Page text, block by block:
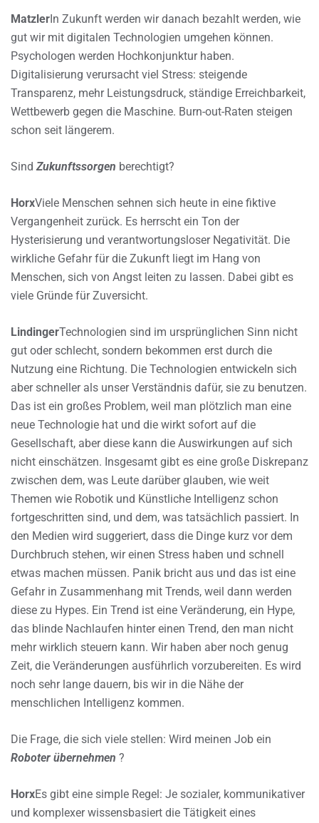
MatzlerIn Zukunft werden wir danach bezahlt werden, wie
gut wir mit digitalen Technologien umgehen können.
Psychologen werden Hochkonjunktur haben.
Digitalisierung verursacht viel Stress: steigende
Transparenz, mehr Leistungsdruck, ständige Erreichbarkeit,
Wettbewerb gegen die Maschine. Burn-out-Raten steigen
schon seit längerem.
Sind Zukunftssorgen berechtigt?
HorxViele Menschen sehnen sich heute in eine fiktive
Vergangenheit zurück. Es herrscht ein Ton der
Hysterisierung und verantwortungsloser Negativität. Die
wirkliche Gefahr für die Zukunft liegt im Hang von
Menschen, sich von Angst leiten zu lassen. Dabei gibt es
viele Gründe für Zuversicht.
LindingerTechnologien sind im ursprünglichen Sinn nicht
gut oder schlecht, sondern bekommen erst durch die
Nutzung eine Richtung. Die Technologien entwickeln sich
aber schneller als unser Verständnis dafür, sie zu benutzen.
Das ist ein großes Problem, weil man plötzlich man eine
neue Technologie hat und die wirkt sofort auf die
Gesellschaft, aber diese kann die Auswirkungen auf sich
nicht einschätzen. Insgesamt gibt es eine große Diskrepanz
zwischen dem, was Leute darüber glauben, wie weit
Themen wie Robotik und Künstliche Intelligenz schon
fortgeschritten sind, und dem, was tatsächlich passiert. In
den Medien wird suggeriert, dass die Dinge kurz vor dem
Durchbruch stehen, wir einen Stress haben und schnell
etwas machen müssen. Panik bricht aus und das ist eine
Gefahr in Zusammenhang mit Trends, weil dann werden
diese zu Hypes. Ein Trend ist eine Veränderung, ein Hype,
das blinde Nachlaufen hinter einen Trend, den man nicht
mehr wirklich steuern kann. Wir haben aber noch genug
Zeit, die Veränderungen ausführlich vorzubereiten. Es wird
noch sehr lange dauern, bis wir in die Nähe der
menschlichen Intelligenz kommen.
Die Frage, die sich viele stellen: Wird meinen Job ein
Roboter übernehmen ?
HorxEs gibt eine simple Regel: Je sozialer, kommunikativer
und komplexer wissensbasiert die Tätigkeit eines